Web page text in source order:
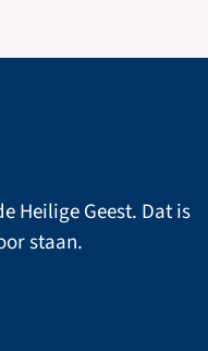
Heilige Geest. Dat is
staan.